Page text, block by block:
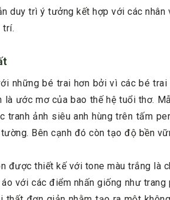
duy trì ý tưởng kết hợp với các
trí.
những bé trai hơn bởi vì các bé
ước mơ của bao thế hệ tuổi thơ.
ảnh siêu anh hùng trên tấm
Bên cạnh đó còn tạo độ bền
được thiết kế với tone màu trắng là
với các điểm nhấn giống như